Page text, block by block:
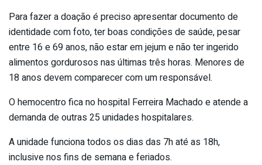
Para fazer a doação é preciso apresentar documento de
identidade com foto, ter boas condições de saúde, pesar
entre 16 e 69 anos, não estar em jejum e não ter ingerido
alimentos gordurosos nas últimas três horas. Menores de
18 anos devem comparecer com um responsável.
O hemocentro fica no hospital Ferreira Machado e atende a
demanda de outras 25 unidades hospitalares.
A unidade funciona todos os dias das 7h até as 18h,
inclusive nos fins de semana e feriados.